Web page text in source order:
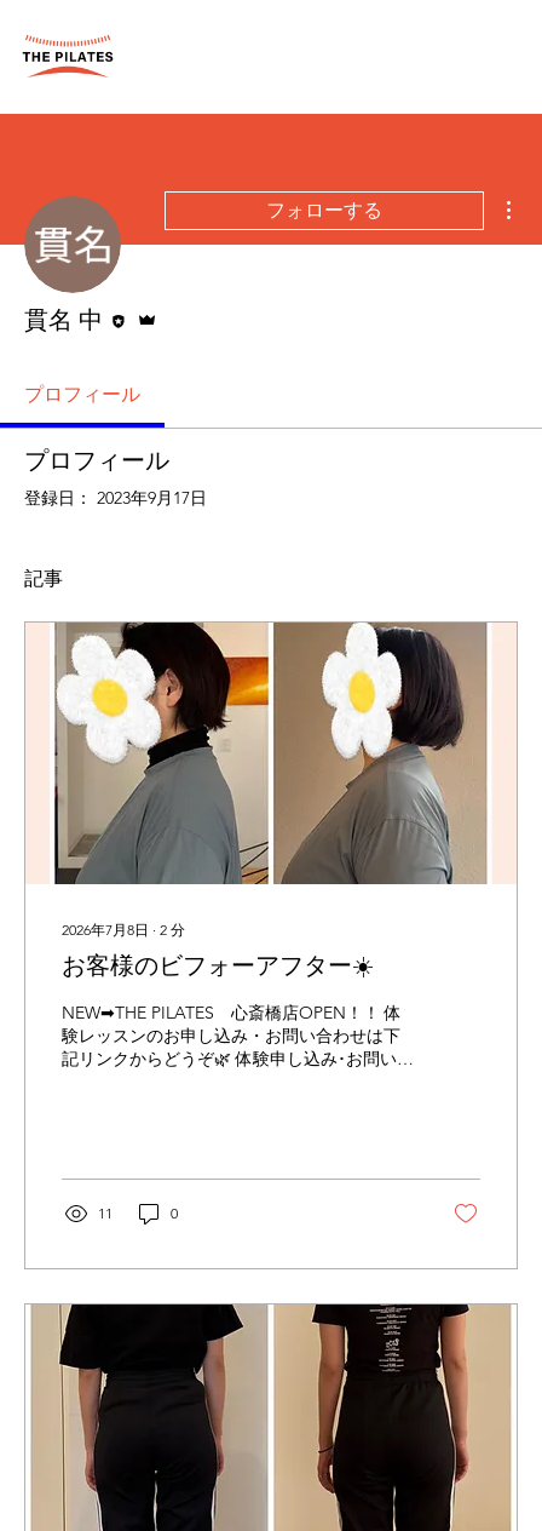
フォローする
貫名 中
プロフィール
プロフィール
登録日： 2023年9月17日
記事
2026年7月8日 ∙ 2 分
お客様のビフォーアフター☀️
NEW➡THE PILATES 心斎橋店OPEN！！ 体
験レッスンのお申し込み・お問い合わせは下
記リンクからどうぞ🌿 体験申し込み･お問い合
り 毎日痛みと闘いながら過ごしておりまし
ちゃんの散歩の時も楽々いけるようになった
ティスだけでなく 日常でも思い出して意識す
痛みのない身体づくりを私と一緒に 頑張って
いきましょう🔥 いつ、自分の身体が悲鳴を上
げるかわからない ”今”運動をする習慣を身に
つけ より健康な未来を手に入れる為に THE
PILATESでピラティスを始めてみませんか？
＝＝＝＝＝＝＝＝＝＝＝＝＝＝＝＝＝＝＝＝
＝＝＝＝＝＝＝＝＝＝＝＝＝ ✨体験レッスン
受付中✨ こちらから体験レッスンのお申し込
みをお願いします！ 予約サイトから直接ご予
約も可能です✨...
11 0